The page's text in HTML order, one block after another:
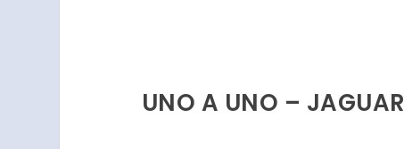
UNO A UNO –